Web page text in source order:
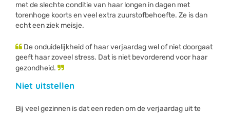
met de slechte conditie van haar longen in dagen met
torenhoge koorts en veel extra zuurstofbehoefte. Ze is dan
echt een ziek meisje.
De onduidelijkheid of haar verjaardag wel of niet doorgaat
geeft haar zoveel stress. Dat is niet bevorderend voor haar
gezondheid.
Niet uitstellen
Bij veel gezinnen is dat een reden om de verjaardag uit te